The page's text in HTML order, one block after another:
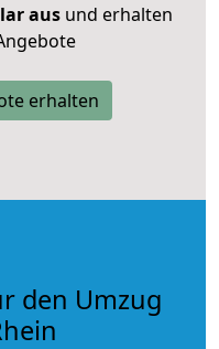
ausund erhalten
erhalten
den Umzug